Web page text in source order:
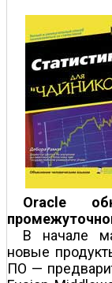
Oracle
В начале
новые
ПО —